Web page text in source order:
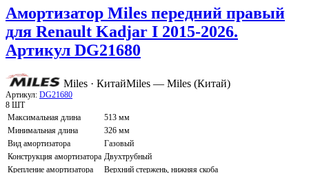
Амортизатор Miles передний правый
для Renault Kadjar I 2015-2026.
Артикул DG21680
Miles · КитайMiles — Miles (Китай)
Артикул: DG21680
8 ШТ
Максимальная длина
513 мм
Минимальная длина
326 мм
Вид амортизатора
Газовый
Конструкция амортизатора Двухтрубный
Крепление амортизатора
Верхний стержень, нижняя скоба